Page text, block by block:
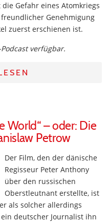
Gefahr eines Atomkriegs
Genehmigung
zuerst erschienen ist.
verfügbar.
World“ – oder: Die
Petrow
Der Film, den der dänische
Regisseur Peter Anthony
über den russischen
Oberstleutnant erstellte, ist
als solcher allerdings
deutscher Journalist ihn